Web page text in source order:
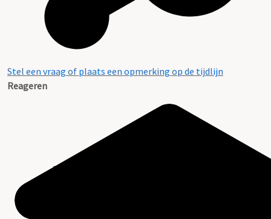
Stel een vraag of plaats een opmerking op de tijdlijn
Reageren